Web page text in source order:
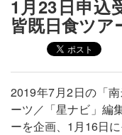
1月23日申込
皆既日食ツア
2019年7月2日の「
ーツ／「星ナビ」編
ーを企画、1月16日